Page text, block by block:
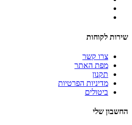
שירות לקוחות
צרו קשר
מפת האתר
תקנון
מדיניות הפרטיות
ביטולים
החשבון שלי